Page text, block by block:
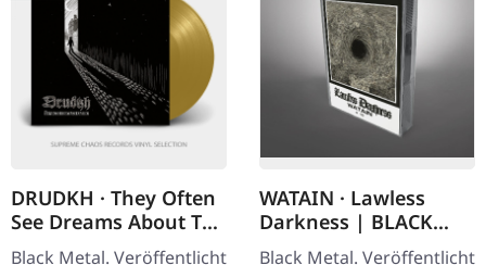
DRUDKH · They Often
See Dreams About The
Spring | GOLD LP
Black Metal. Veröffentlicht
WATAIN · Lawless
Darkness | BLACK
TAPE
Black Metal. Veröffentlicht